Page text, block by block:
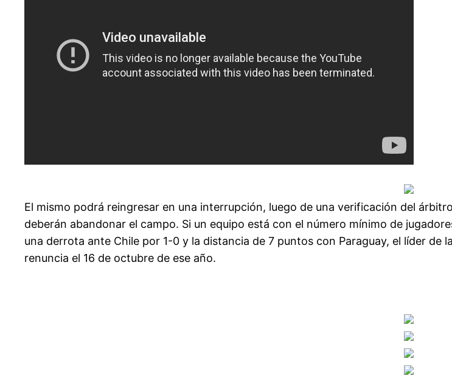
El mismo podrá reingresar en una interrupción, luego de una verificación del
deberán abandonar el campo. Si un equipo está con el número mínimo de
una derrota ante Chile por 1-0 y la distancia de 7 puntos con Paraguay, el líder de
renuncia el 16 de octubre de ese año.